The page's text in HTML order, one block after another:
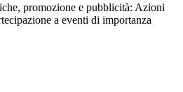
promozione e pubblicità: Azioni
a eventi di importanza